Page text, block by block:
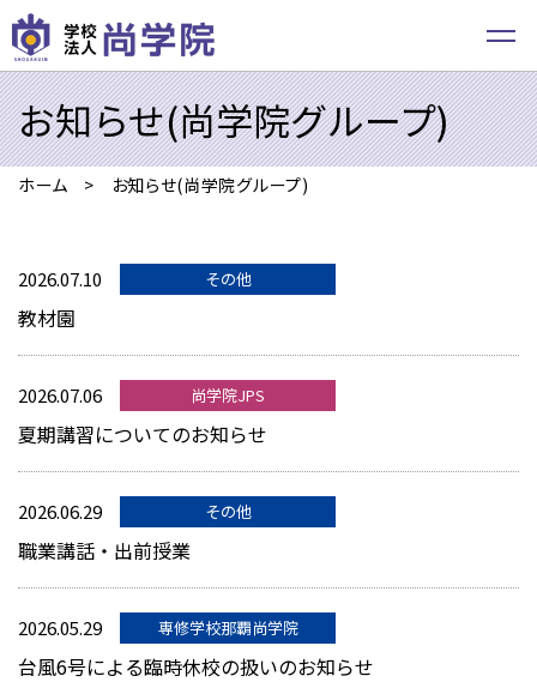
お知らせ(尚学院グループ)
ホーム お知らせ(尚学院グループ)
2026.07.10 その他
教材園
2026.07.06 尚学院JPS
夏期講習についてのお知らせ
2026.06.29 その他
職業講話・出前授業
2026.05.29 専修学校那覇尚学院
台風6号による臨時休校の扱いのお知らせ